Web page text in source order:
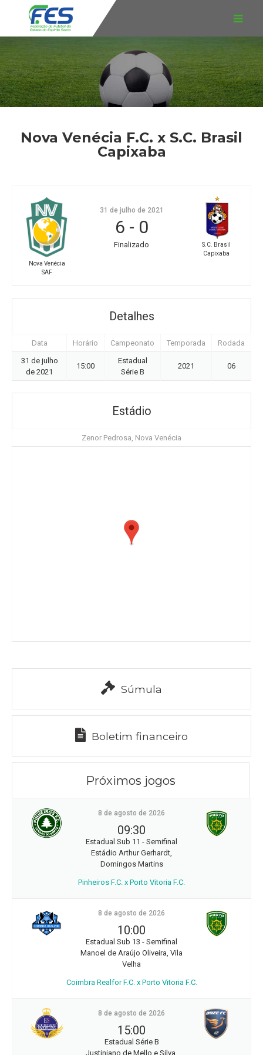
Nova Venécia F.C. x S.C. Brasil
Capixaba
Nova Venécia
SAF
S.C. Brasil
Capixaba
31 de julho de 2021
6 - 0
Finalizado
Detalhes
Data Horário Campeonato Temporada
Rodada
31 de julho
de 2021
15:00
Estadual
Série B
2021 06
Estádio
Zenor Pedrosa, Nova Venécia
Súmula
Boletim financeiro
Próximos jogos
8 de agosto de 2026
09:30
Estadual Sub 11 - Semifinal
Estádio Arthur Gerhardt,
Domingos Martins
Pinheiros F.C. x Porto Vitoria F.C.
8 de agosto de 2026
10:00
Estadual Sub 13 - Semifinal
Manoel de Araújo Oliveira, Vila
Velha
Coimbra Realfor F.C. x Porto Vitoria F.C.
8 de agosto de 2026
15:00
Estadual Série B
Justiniano de Mello e Silva,